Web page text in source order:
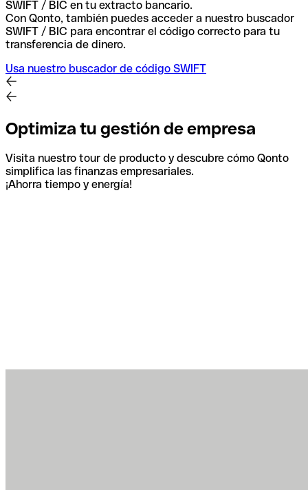
SWIFT / BIC en tu extracto bancario.
Con Qonto, también puedes acceder a nuestro buscador
SWIFT / BIC para encontrar el código correcto para tu
transferencia de dinero.
Usa nuestro buscador de código SWIFT
Optimiza tu gestión de empresa
Visita nuestro tour de producto y descubre cómo Qonto
simplifica las finanzas empresariales.
¡Ahorra tiempo y energía!